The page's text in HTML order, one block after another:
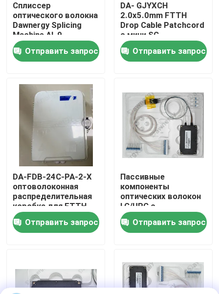
Дом
Продукты
О нас
Путешествие фабрики
Проверка качества
Свяжитесь мы
Новости
Спросите цитату
Сплиссер
оптического волокна
Dawnergy Splicing
Machine AI-9
Отправить запрос
DA- GJYXCH
2.0x5.0mm FTTH
Drop Cable Patchcord
с мини SC
водонепроницаемым
разъемом и
трубопроводным
Отправить запрос
DA-FDB-24C-PA-2-X
оптоволоконная
распределительная
коробка для FTTH
Отправить запрос
Пассивные
компоненты
оптических волокон
LC/UPC с
улучшенным
переходом
Отправить запрос